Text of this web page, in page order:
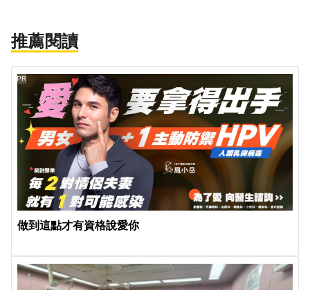
推薦閱讀
做到這點才有資格說愛你
PR